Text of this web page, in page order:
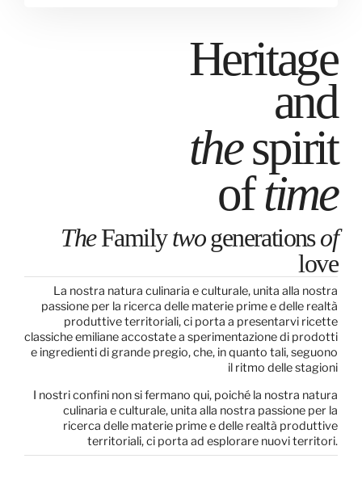
Heritage
and
thespirit
oftime
TheFamilytwogenerationsof
love
La nostra natura culinaria e culturale, unita alla nostra
passione per la ricerca delle materie prime e delle realtà
produttive territoriali, ci porta a presentarvi ricette
classiche emiliane accostate a sperimentazione di prodotti
e ingredienti di grande pregio, che, in quanto tali, seguono
il ritmo delle stagioni
I nostri confini non si fermano qui, poiché la nostra natura
culinaria e culturale, unita alla nostra passione per la
ricerca delle materie prime e delle realtà produttive
territoriali, ci porta ad esplorare nuovi territori.